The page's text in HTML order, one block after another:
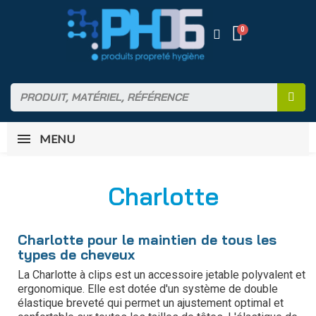
MENU
Charlotte
Charlotte pour le maintien de tous les
types de cheveux
La Charlotte à clips est un accessoire jetable polyvalent et
ergonomique. Elle est dotée d'un système de double
élastique breveté qui permet un ajustement optimal et